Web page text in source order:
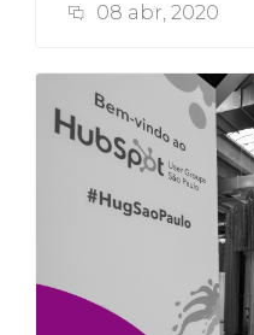
08 abr, 2020